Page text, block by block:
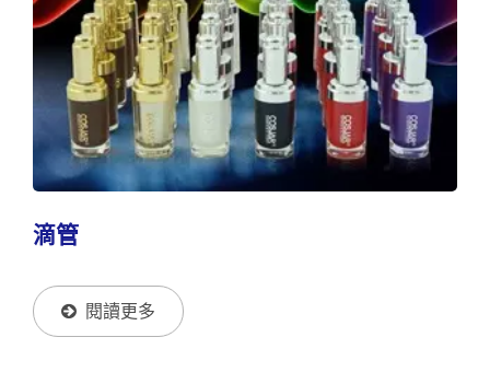
滴管
閱讀更多